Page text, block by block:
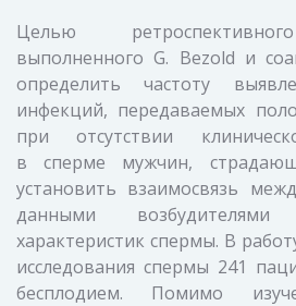
Целью
выполненного G. Bezold и
определить частоту
инфекций, передаваемых
при отсутствии
в сперме мужчин,
установить взаимосвязь
данными
характеристик спермы. В
исследования спермы 241
бесплодием. Помимо